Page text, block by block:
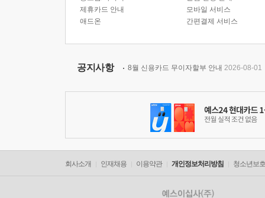
제휴카드 안내
애드온
모바일 서비스
간편결제 서비스
공지사항 8월 신용카드 무이자할부 안내 2026-08-01
회사소개 인재채용 이용약관 개인정보처리방침 청소년보